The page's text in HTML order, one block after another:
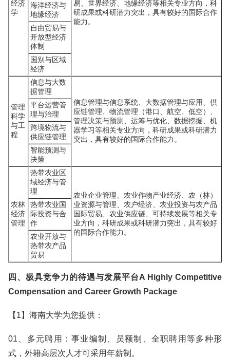
经济
学
易、世界经济、地缘经济等相关专业方向，科
研成果或科研潜力突出，具有较好的国际合作
能力。
海洋经济与
地缘经济
自由贸易与
开放型经济
体制
国别与区域
经济
管理
科学
与工
程
信息与大数
据管理
信息管理与信息系统、大数据管理与应用、供
应链管理、物流管理（港口、航空、低空）、
管理决策与预测、运筹与优化、数据挖掘、机
器学习等相关专业方向，科研成果或科研潜力
突出，具有较好的国际合作能力。
平台运营管
理与治理
跨境物流与
供应链管理
智能预测与
决策
农林
经济
管理
热带农业区
域经济与管
理
农业企业管理、农业作物产业经济、农（林）
业资源与管理、农户经济、农业投资与农产品
国际贸易、农业供应链、可持续发展等相关专
业方向，科研成果或科研潜力突出，具有较好
的国际合作能力。
热带农业国
际投资与合
作
农业开放与
热带农产品
贸易
四、极具竞争力的待遇与发展平台A Highly Competitive
Compensation and Career Growth Package
【1】海南大学为您提供：
01、多元聘用：事业编制、员额制、全职聘用等多种形
式，外籍高层次人才可采用年薪制。